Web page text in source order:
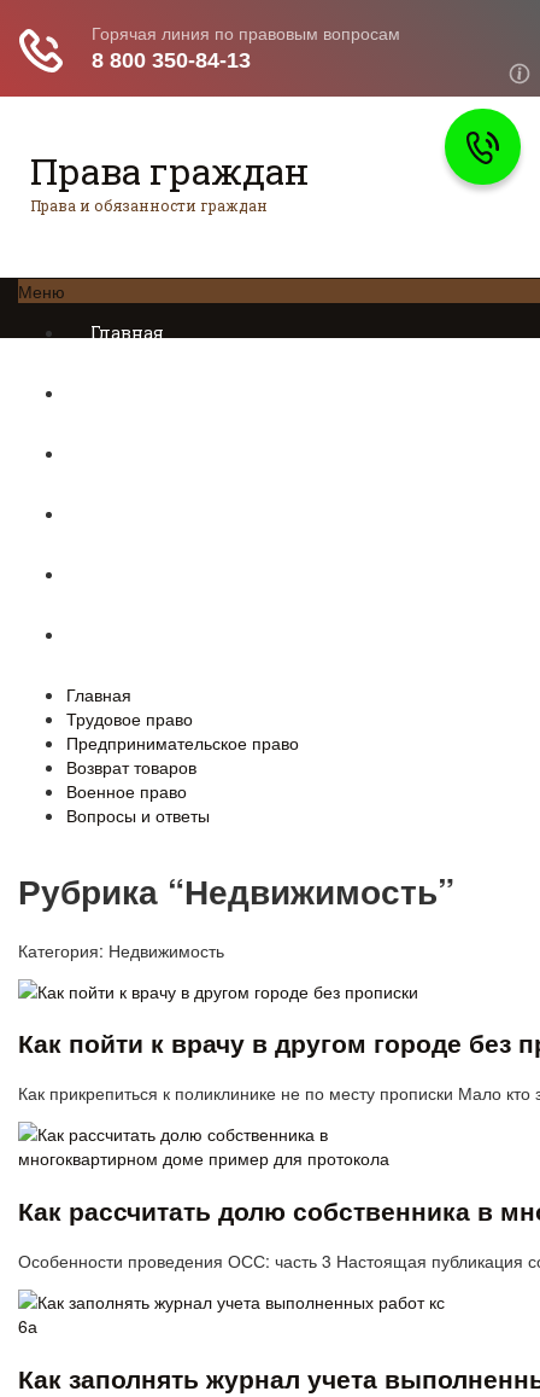
Права граждан
Права и обязанности граждан
Меню
Главная
Главная
Трудовое право
Предпринимательское право
Возврат товаров
Военное право
Вопросы и ответы
Рубрика “Недвижимость”
Категория: Недвижимость
Как пойти к врачу в другом городе без
Как прикрепиться к поликлинике не по месту прописки Мало кто
Как рассчитать долю собственника в
Особенности проведения ОСС: часть 3 Настоящая публикация
Как заполнять журнал учета